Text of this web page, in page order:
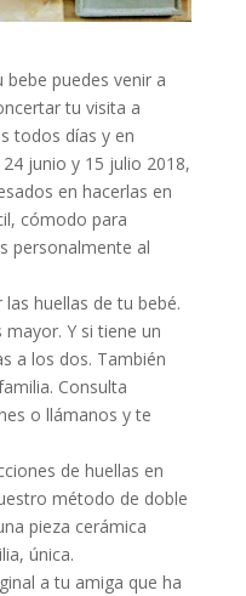
bebe puedes venir a
tu visita a
todos días y en
junio y 15 julio 2018,
en hacerlas en
cómodo para
personalmente al
huellas de tu bebé.
Y si tiene un
a los dos. También
Consulta
o llámanos y te
de huellas en
método de doble
pieza cerámica
única.
a tu amiga que ha